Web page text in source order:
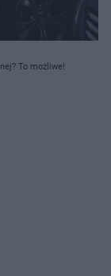
To możliwe!